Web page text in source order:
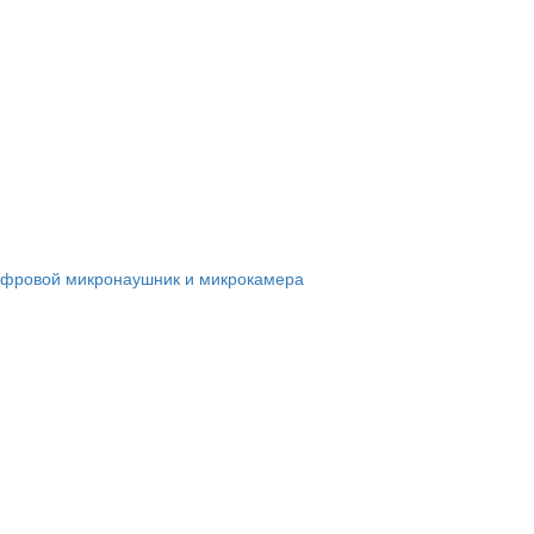
микронаушник и микрокамера